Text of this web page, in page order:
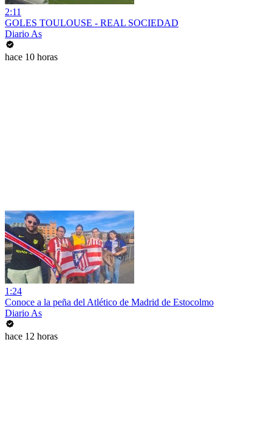
2:11
GOLES TOULOUSE - REAL SOCIEDAD
Diario As
hace 10 horas
1:24
Conoce a la peña del Atlético de Madrid de Estocolmo
Diario As
hace 12 horas